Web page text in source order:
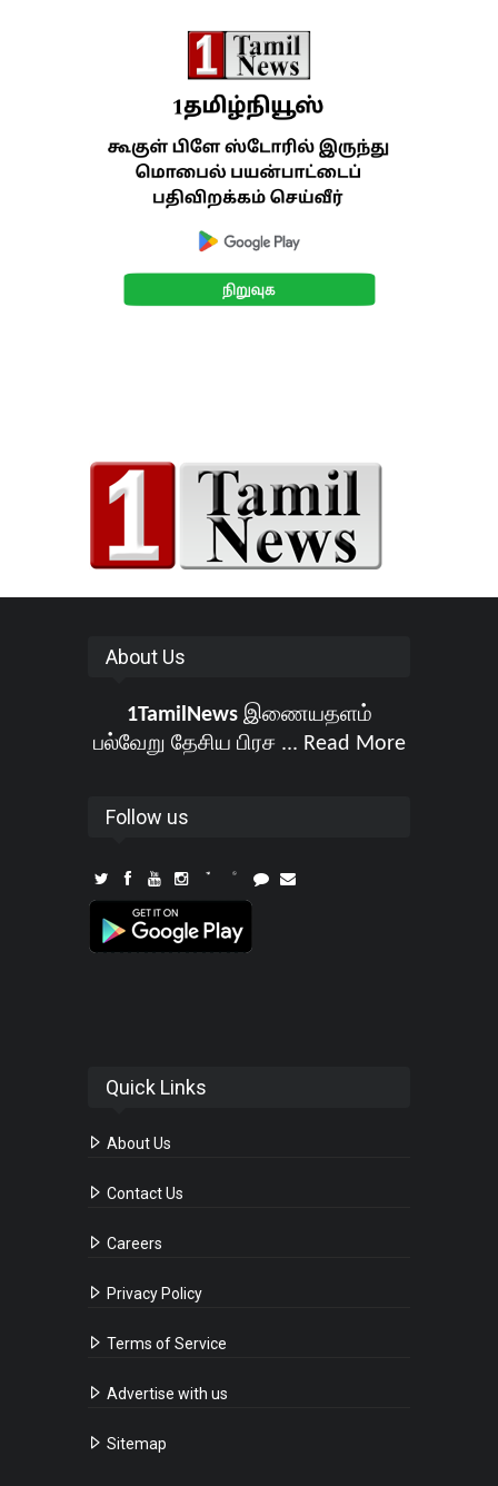
About Us
1TamilNewsஇணையதளம்
பல்வேறு தேசிய பிரச ... Read More
Follow us
Quick Links
About Us
Contact Us
Careers
Privacy Policy
Terms of Service
Advertise with us
Sitemap